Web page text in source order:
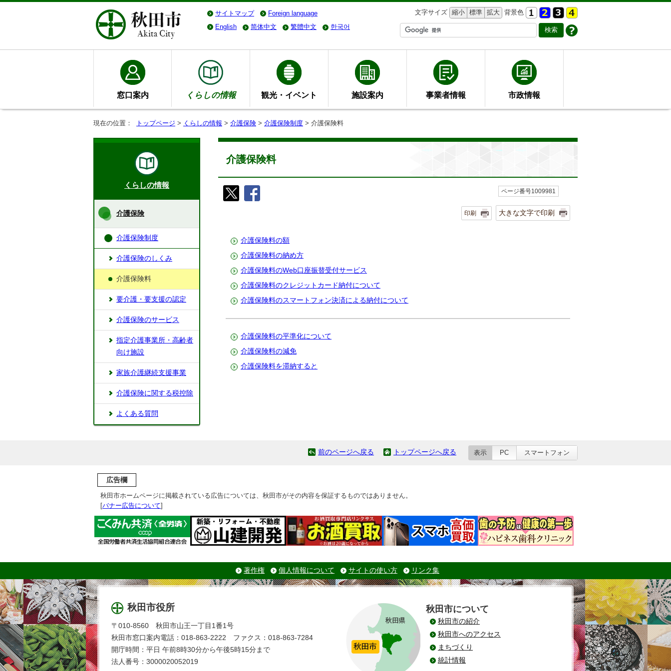
サイトマップ Foreign language 文字サイズ 縮小 標準 拡大 背景色
English
简体中文 繁體中文 한국어
窓口案内 くらしの情報 観光・イベント 施設案内 事業者情報 市政情報
現在の位置： トップページ > くらしの情報 > 介護保険 > 介護保険制度 > 介護保険料
介護保険料
ページ番号1009981
印刷 大きな文字で印刷
介護保険料の額
介護保険料の納め方
介護保険料のWeb口座振替受付サービス
介護保険料のクレジットカード納付について
介護保険料のスマートフォン決済による納付について
介護保険料の平準化について
介護保険料の減免
介護保険料を滞納すると
くらしの情報
介護保険
介護保険制度
介護保険のしくみ
介護保険料
要介護・要支援の認定
介護保険のサービス
指定介護事業所・高齢者
向け施設
家族介護継続支援事業
介護保険に関する税控除
よくある質問
前のページへ戻る トップページへ戻る 表示 PC スマートフォン
広告欄
秋田市ホームページに掲載されている広告については、秋田市がその内容を保証するものではありません。
[バナー広告について]
著作権 個人情報について サイトの使い方 リンク集
秋田市役所
〒010-8560 秋田市山王一丁目1番1号
秋田市窓口案内電話：018-863-2222 ファクス：018-863-7284
開庁時間：平日 午前8時30分から午後5時15分まで
法人番号：3000020052019
秋田市について
秋田市の紹介
秋田市へのアクセス
まちづくり
統計情報